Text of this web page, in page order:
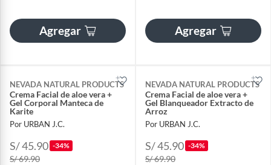
Agregar Agregar
NEVADA NATURAL PRODUCTS
Crema Facial de aloe vera +
Gel Corporal Manteca de
Karite
Por URBAN J.C.
S/ 45.90 -34%
S/ 69.90
NEVADA NATURAL PRODUCTS
Crema Facial de aloe vera +
Gel Blanqueador Extracto de
Arroz
Por URBAN J.C.
S/ 45.90 -34%
S/ 69.90